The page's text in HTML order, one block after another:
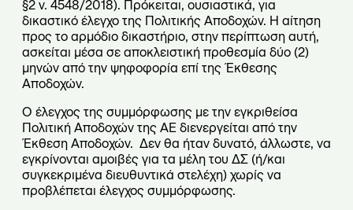
§2 ν. 4548/2018). Πρόκειται, ουσιαστικά, για
δικαστικό έλεγχο της Πολιτικής Αποδοχών. Η αίτηση
προς το αρμόδιο δικαστήριο, στην περίπτωση αυτή,
ασκείται μέσα σε αποκλειστική προθεσμία δύο (2)
μηνών από την ψηφοφορία επί της Έκθεσης
Αποδοχών.
Ο έλεγχος της συμμόρφωσης με την εγκριθείσα
Πολιτική Αποδοχών της ΑΕ διενεργείται από την
Έκθεση Αποδοχών. Δεν θα ήταν δυνατό, άλλωστε, να
εγκρίνονται αμοιβές για τα μέλη του ΔΣ (ή/και
συγκεκριμένα διευθυντικά στελέχη) χωρίς να
προβλέπεται έλεγχος συμμόρφωσης.